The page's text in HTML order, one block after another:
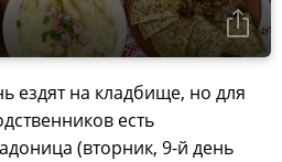
ездят на кладбище, но для
есть
(вторник, 9-й день